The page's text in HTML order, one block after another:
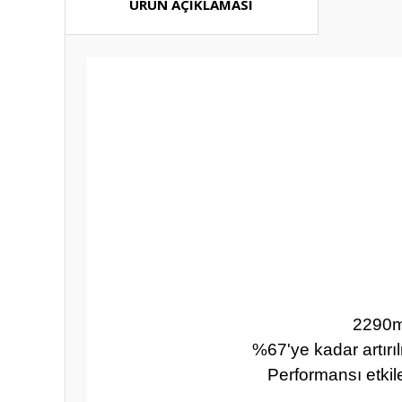
ÜRÜN AÇIKLAMASI
%67'ye kadar
Performansı